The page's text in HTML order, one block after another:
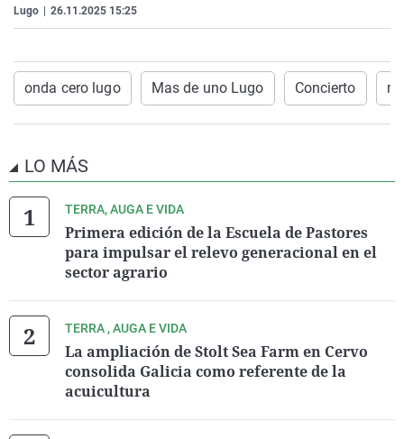
Lugo 26.11.2025 15:25
onda cero lugo Mas de uno Lugo Concierto
LO MÁS
TERRA, AUGA E VIDA
Primera edición de la Escuela de Pastores
para impulsar el relevo generacional en el
sector agrario
TERRA , AUGA E VIDA
La ampliación de Stolt Sea Farm en Cervo
consolida Galicia como referente de la
acuicultura